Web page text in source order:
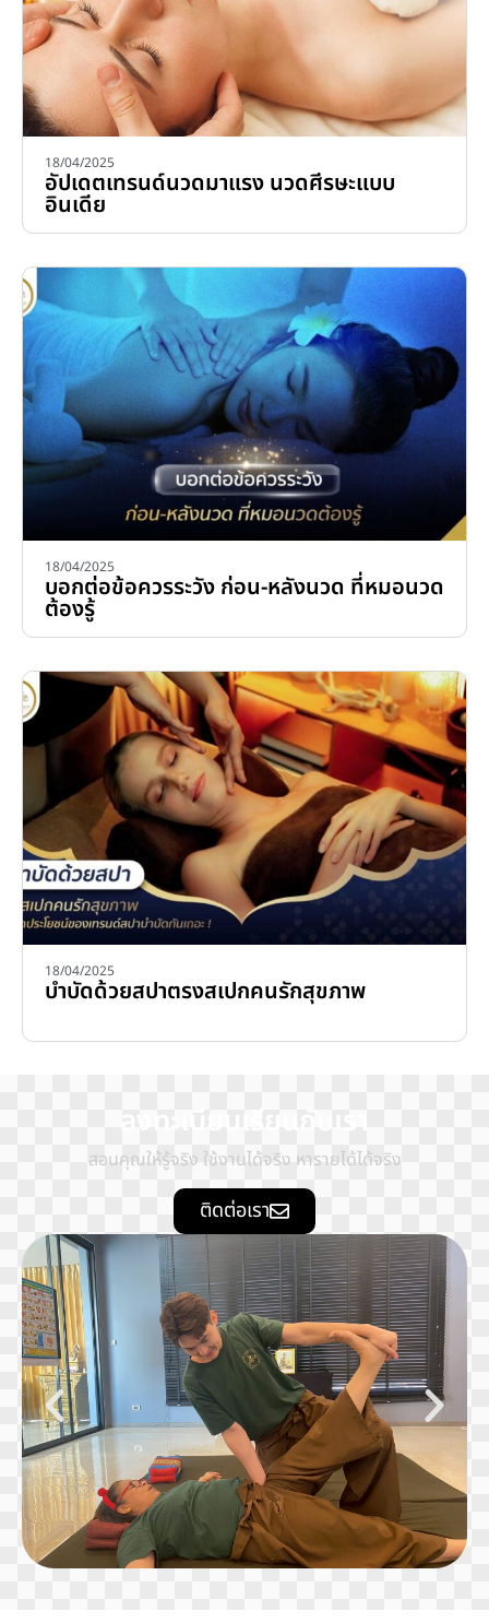
18/04/2025
อัปเดตเทรนด์นวดมาแรง นวดศีรษะแบบ
อินเดีย
18/04/2025
บอกต่อข้อควรระวัง ก่อน-หลังนวด ที่หมอนวด
ต้องรู้
18/04/2025
บำบัดด้วยสปาตรงสเปกคนรักสุขภาพ
สอนคุณให้รู้จริง ใช้งานได้จริง หารายได้ได้จริง
ติดต่อเรา